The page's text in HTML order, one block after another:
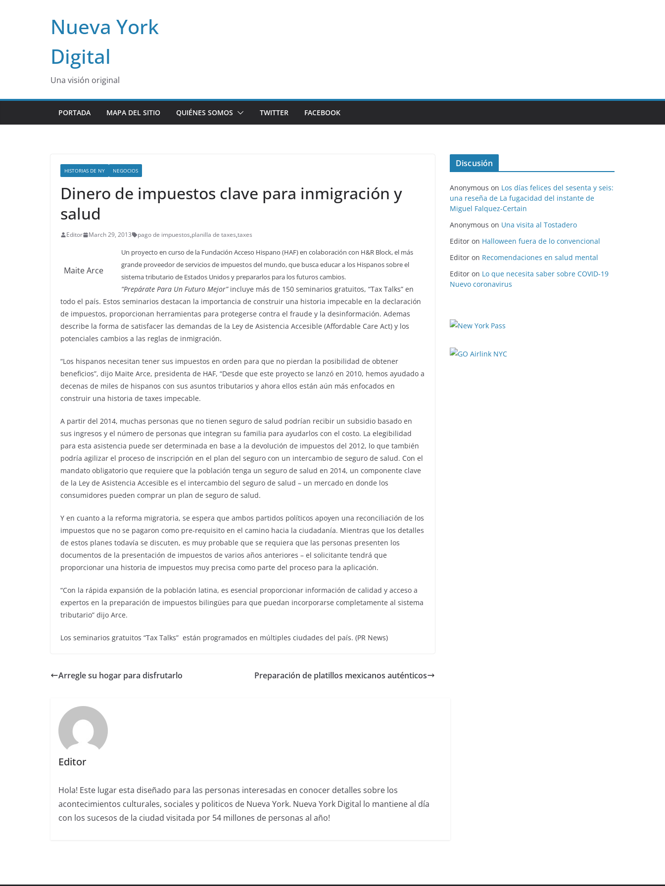
Nueva York
Digital
Una visión original
PORTADA MAPA DEL SITIO QUIÉNES SOMOS TWITTER FACEBOOK
HISTORIAS DE NY NEGOCIOS
Dinero de impuestos clave para inmigración y
salud
Editor March 29, 2013 pago de impuestos,planilla de taxes,taxes
Maite Arce
Un proyecto en curso de la Fundación Acceso Hispano (HAF) en colaboración con H&R Block, el más
grande proveedor de servicios de impuestos del mundo, que busca educar a los Hispanos sobre el
sistema tributario de Estados Unidos y prepararlos para los futuros cambios.
“Prepárate Para Un Futuro Mejor”incluye más de 150 seminarios gratuitos, “Tax Talks” en
todo el país. Estos seminarios destacan la importancia de construir una historia impecable en la declaración
de impuestos, proporcionan herramientas para protegerse contra el fraude y la desinformación. Ademas
describe la forma de satisfacer las demandas de la Ley de Asistencia Accesible (Affordable Care Act) y los
potenciales cambios a las reglas de inmigración.
“Los hispanos necesitan tener sus impuestos en orden para que no pierdan la posibilidad de obtener
beneficios”, dijo Maite Arce, presidenta de HAF, “Desde que este proyecto se lanzó en 2010, hemos ayudado a
decenas de miles de hispanos con sus asuntos tributarios y ahora ellos están aún más enfocados en
construir una historia de taxes impecable.
A partir del 2014, muchas personas que no tienen seguro de salud podrían recibir un subsidio basado en
sus ingresos y el número de personas que integran su familia para ayudarlos con el costo. La elegibilidad
para esta asistencia puede ser determinada en base a la devolución de impuestos del 2012, lo que también
podría agilizar el proceso de inscripción en el plan del seguro con un intercambio de seguro de salud. Con el
mandato obligatorio que requiere que la población tenga un seguro de salud en 2014, un componente clave
de la Ley de Asistencia Accesible es el intercambio del seguro de salud – un mercado en donde los
consumidores pueden comprar un plan de seguro de salud.
Y en cuanto a la reforma migratoria, se espera que ambos partidos políticos apoyen una reconciliación de los
impuestos que no se pagaron como pre-requisito en el camino hacia la ciudadanía. Mientras que los detalles
de estos planes todavía se discuten, es muy probable que se requiera que las personas presenten los
documentos de la presentación de impuestos de varios años anteriores – el solicitante tendrá que
proporcionar una historia de impuestos muy precisa como parte del proceso para la aplicación.
“Con la rápida expansión de la población latina, es esencial proporcionar información de calidad y acceso a
expertos en la preparación de impuestos bilingües para que puedan incorporarse completamente al sistema
tributario” dijo Arce.
Los seminarios gratuitos “Tax Talks” están programados en múltiples ciudades del país. (PR News)
Arregle su hogar para disfrutarlo Preparación de platillos mexicanos auténticos
Editor
Hola! Este lugar esta diseñado para las personas interesadas en conocer detalles sobre los
acontecimientos culturales, sociales y politicos de Nueva York. Nueva York Digital lo mantiene al día
con los sucesos de la ciudad visitada por 54 millones de personas al año!
Discusión
Anonymous on Los días felices del sesenta y seis:
una reseña de La fugacidad del instante de
Miguel Falquez-Certain
Anonymous on Una visita al Tostadero
Editor on Halloween fuera de lo convencional
Editor on Recomendaciones en salud mental
Editor on Lo que necesita saber sobre COVID-19
Nuevo coronavirus